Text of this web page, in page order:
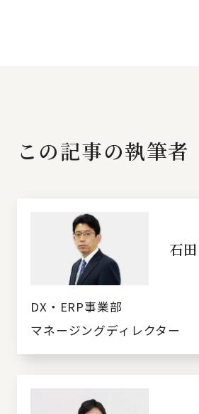
この記事の執筆者
石
DX・ERP事業部
マネージングディレクター